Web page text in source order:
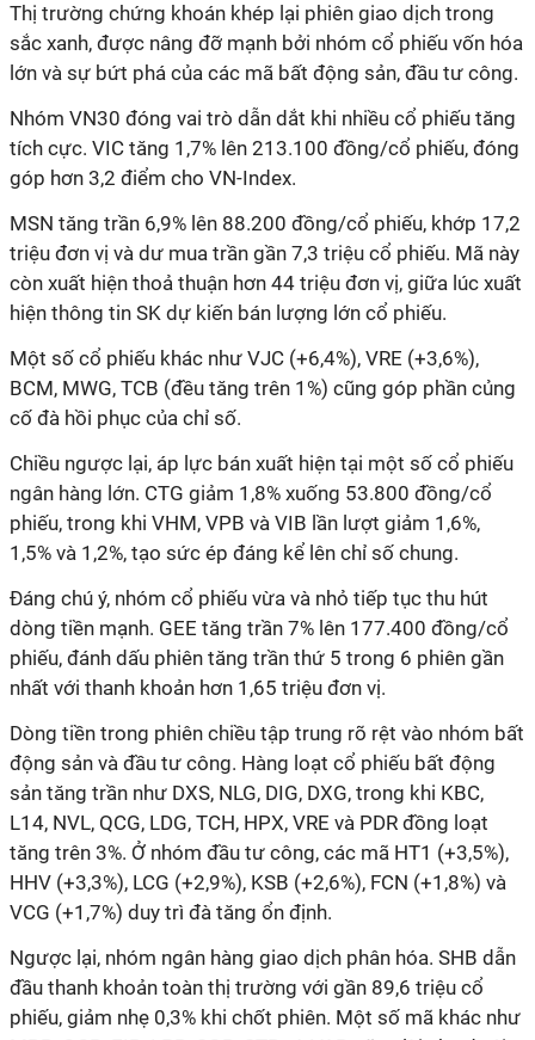
Thị trường chứng khoán khép lại phiên giao dịch trong
sắc xanh, được nâng đỡ mạnh bởi nhóm cổ phiếu vốn hóa
lớn và sự bứt phá của các mã bất động sản, đầu tư công.
Nhóm VN30 đóng vai trò dẫn dắt khi nhiều cổ phiếu tăng
tích cực. VIC tăng 1,7% lên 213.100 đồng/cổ phiếu, đóng
góp hơn 3,2 điểm cho VN-Index.
MSN tăng trần 6,9% lên 88.200 đồng/cổ phiếu, khớp 17,2
triệu đơn vị và dư mua trần gần 7,3 triệu cổ phiếu. Mã này
còn xuất hiện thoả thuận hơn 44 triệu đơn vị, giữa lúc xuất
hiện thông tin SK dự kiến bán lượng lớn cổ phiếu.
Một số cổ phiếu khác như VJC (+6,4%), VRE (+3,6%),
BCM, MWG, TCB (đều tăng trên 1%) cũng góp phần củng
cố đà hồi phục của chỉ số.
Chiều ngược lại, áp lực bán xuất hiện tại một số cổ phiếu
ngân hàng lớn. CTG giảm 1,8% xuống 53.800 đồng/cổ
phiếu, trong khi VHM, VPB và VIB lần lượt giảm 1,6%,
1,5% và 1,2%, tạo sức ép đáng kể lên chỉ số chung.
Đáng chú ý, nhóm cổ phiếu vừa và nhỏ tiếp tục thu hút
dòng tiền mạnh. GEE tăng trần 7% lên 177.400 đồng/cổ
phiếu, đánh dấu phiên tăng trần thứ 5 trong 6 phiên gần
nhất với thanh khoản hơn 1,65 triệu đơn vị.
Dòng tiền trong phiên chiều tập trung rõ rệt vào nhóm bất
động sản và đầu tư công. Hàng loạt cổ phiếu bất động
sản tăng trần như DXS, NLG, DIG, DXG, trong khi KBC,
L14, NVL, QCG, LDG, TCH, HPX, VRE và PDR đồng loạt
tăng trên 3%. Ở nhóm đầu tư công, các mã HT1 (+3,5%),
HHV (+3,3%), LCG (+2,9%), KSB (+2,6%), FCN (+1,8%) và
VCG (+1,7%) duy trì đà tăng ổn định.
Ngược lại, nhóm ngân hàng giao dịch phân hóa. SHB dẫn
đầu thanh khoản toàn thị trường với gần 89,6 triệu cổ
phiếu, giảm nhẹ 0,3% khi chốt phiên. Một số mã khác như